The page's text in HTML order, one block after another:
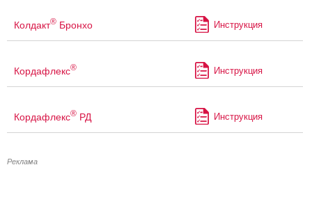
Колдакт® Бронхо Инструкция
Кордафлекс® Инструкция
Кордафлекс® РД Инструкция
Реклама